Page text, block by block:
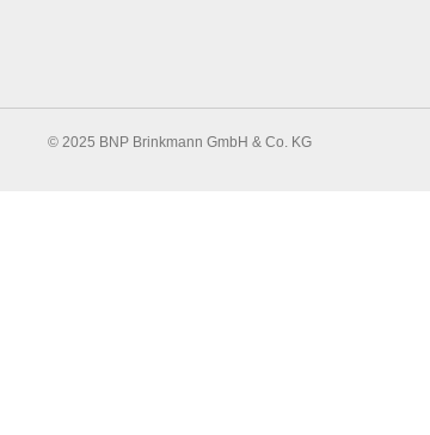
© 2025 BNP Brinkmann GmbH & Co. KG